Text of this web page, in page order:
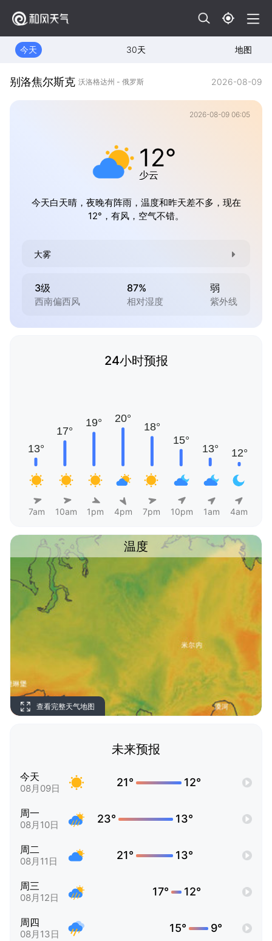
今天 30天 地图
别洛焦尔斯克 沃洛格达州 - 俄罗斯 2026-08-09
2026-08-09 06:05
12°
少云
今天白天晴，夜晚有阵雨，温度和昨天差不多，现在
12°，有风，空气不错。
大雾
3级
西南偏西风
87%
相对湿度
弱
紫外线
24小时预报
7am 10am 1pm 4pm 7pm 10pm 1am 4am
温度
查看完整天气地图
未来预报
今天
08月09日 21° 12°
周一
08月10日 23° 13°
周二
08月11日 21° 13°
周三
08月12日 17° 12°
周四
08月13日 15° 9°